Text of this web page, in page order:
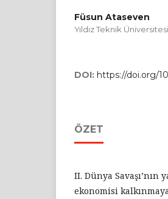
Füsun Ataseven
Yıldız Teknik Üniversitesi
DOI: https://doi.org/
ÖZET
II. Dünya
ekonomisi